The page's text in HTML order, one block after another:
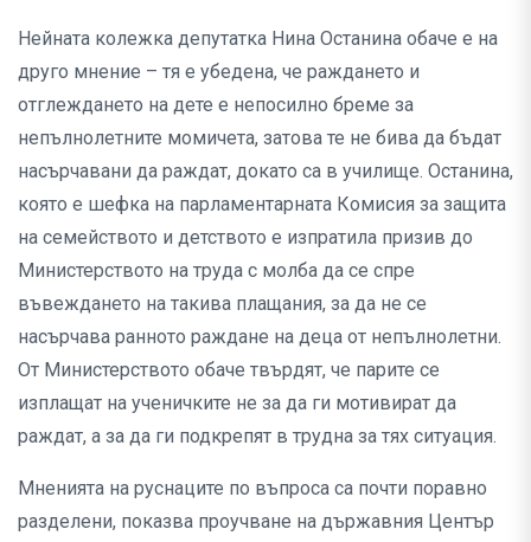
Нейната колежка депутатка Нина Останина обаче е на
друго мнение – тя е убедена, че раждането и
отглеждането на дете е непосилно бреме за
непълнолетните момичета, затова те не бива да бъдат
насърчавани да раждат, докато са в училище. Останина,
която е шефка на парламентарната Комисия за защита
на семейството и детството е изпратила призив до
Министерството на труда с молба да се спре
въвеждането на такива плащания, за да не се
насърчава ранното раждане на деца от непълнолетни.
От Министерството обаче твърдят, че парите се
изплащат на ученичките не за да ги мотивират да
раждат, а за да ги подкрепят в трудна за тях ситуация.
Мненията на руснаците по въпроса са почти поравно
разделени, показва проучване на държавния Център